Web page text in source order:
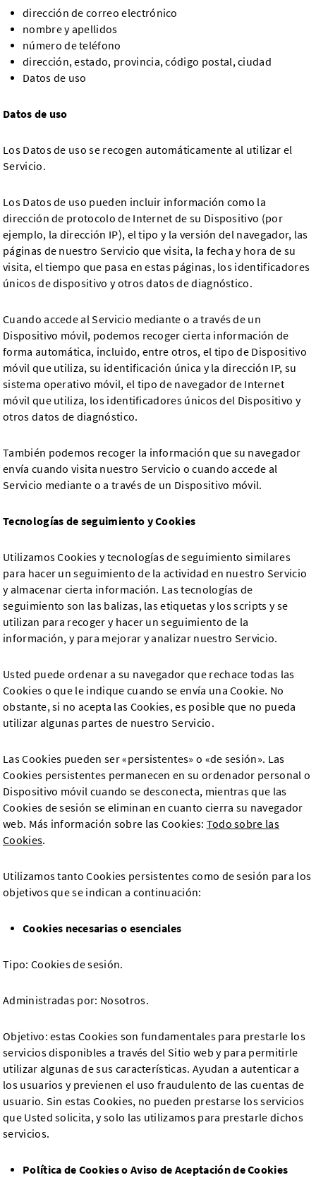
dirección de correo electrónico
nombre y apellidos
número de teléfono
dirección, estado, provincia, código postal, ciudad
Datos de uso
Datos de uso
Los Datos de uso se recogen automáticamente al utilizar el
Servicio.
Los Datos de uso pueden incluir información como la
dirección de protocolo de Internet de su Dispositivo (por
ejemplo, la dirección IP), el tipo y la versión del navegador, las
páginas de nuestro Servicio que visita, la fecha y hora de su
visita, el tiempo que pasa en estas páginas, los identificadores
únicos de dispositivo y otros datos de diagnóstico.
Cuando accede al Servicio mediante o a través de un
Dispositivo móvil, podemos recoger cierta información de
forma automática, incluido, entre otros, el tipo de Dispositivo
móvil que utiliza, su identificación única y la dirección IP, su
sistema operativo móvil, el tipo de navegador de Internet
móvil que utiliza, los identificadores únicos del Dispositivo y
otros datos de diagnóstico.
También podemos recoger la información que su navegador
envía cuando visita nuestro Servicio o cuando accede al
Servicio mediante o a través de un Dispositivo móvil.
Tecnologías de seguimiento y Cookies
Utilizamos Cookies y tecnologías de seguimiento similares
para hacer un seguimiento de la actividad en nuestro Servicio
y almacenar cierta información. Las tecnologías de
seguimiento son las balizas, las etiquetas y los scripts y se
utilizan para recoger y hacer un seguimiento de la
información, y para mejorar y analizar nuestro Servicio.
Usted puede ordenar a su navegador que rechace todas las
Cookies o que le indique cuando se envía una Cookie. No
obstante, si no acepta las Cookies, es posible que no pueda
utilizar algunas partes de nuestro Servicio.
Las Cookies pueden ser «persistentes» o «de sesión». Las
Cookies persistentes permanecen en su ordenador personal o
Dispositivo móvil cuando se desconecta, mientras que las
Cookies de sesión se eliminan en cuanto cierra su navegador
web. Más información sobre las Cookies: Todo sobre las
Cookies.
Utilizamos tanto Cookies persistentes como de sesión para los
objetivos que se indican a continuación:
Cookies necesarias o esenciales
Tipo: Cookies de sesión.
Administradas por: Nosotros.
Objetivo: estas Cookies son fundamentales para prestarle los
servicios disponibles a través del Sitio web y para permitirle
utilizar algunas de sus características. Ayudan a autenticar a
los usuarios y previenen el uso fraudulento de las cuentas de
usuario. Sin estas Cookies, no pueden prestarse los servicios
que Usted solicita, y solo las utilizamos para prestarle dichos
servicios.
Política de Cookies o Aviso de Aceptación de Cookies